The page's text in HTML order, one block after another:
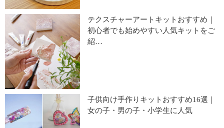
テクスチャーアートキットおすすめ｜
初心者でも始めやすい人気キットをご
紹…
子供向け手作りキットおすすめ16選｜
女の子・男の子・小学生に人気